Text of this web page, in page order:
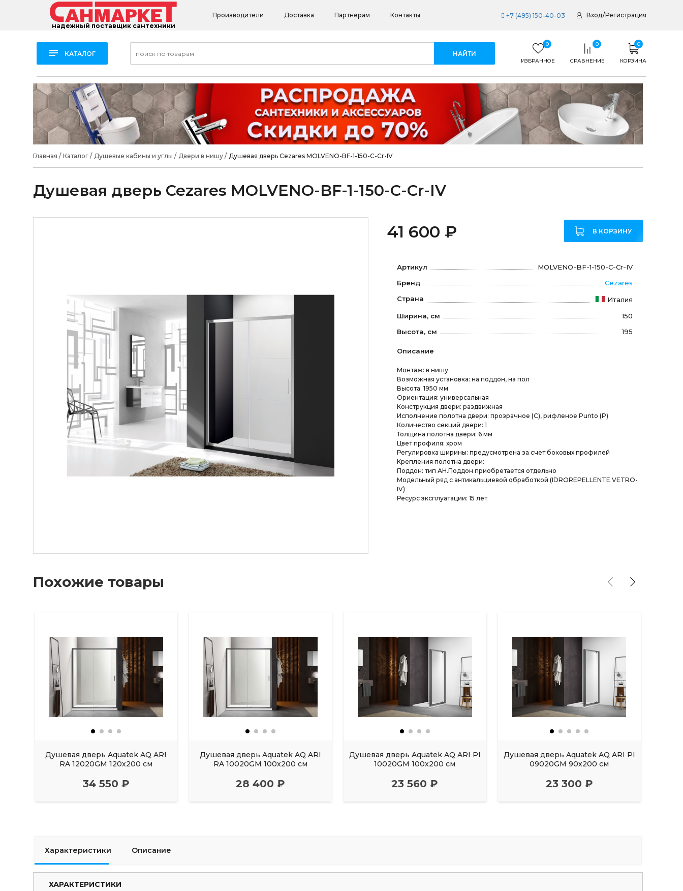
надежный поставщик сантехники
Производители Доставка Партнерам Контакты +7 (495) 150-40-03 Вход/Регистрация
КАТАЛОГ
0
ИЗБРАННОЕ
0
СРАВНЕНИЕ
0
КОРЗИНА
Главная / Каталог/ Душевые кабины и углы / Двери в нишу/ Душевая дверь Cezares MOLVENO-BF-1-150-C-Cr-IV
Душевая дверь Cezares MOLVENO-BF-1-150-C-Cr-IV
41 600 ₽ В КОРЗИНУ
Артикул
MOLVENO-BF-1-150-C-Cr-IV
Бренд
Cezares
Страна
Италия
Ширина, см
150
Высота, см
195
Описание
Монтаж: в нишу
Возможная установка: на поддон, на пол
Высота: 1950 мм
Ориентация: универсальная
Конструкция двери: раздвижная
Исполнение полотна двери: прозрачное (C), рифленое Punto (P)
Количество секций двери: 1
Толщина полотна двери: 6 мм
Цвет профиля: хром
Регулировка ширины: предусмотрена за счет боковых профилей
Крепления полотна двери:
Поддон: тип АН.Поддон приобретается отдельно
Модельный ряд с антикальциевой обработкой (IDROREPELLENTE VETRO-
IV)
Ресурс эксплуатации: 15 лет
Похожие товары
Душевая дверь Aquatek AQ ARI
RA 12020GM 120х200 см
34 550 ₽
Душевая дверь Aquatek AQ ARI
RA 10020GM 100х200 см
28 400 ₽
Душевая дверь Aquatek AQ ARI PI
10020GM 100х200 см
23 560 ₽
Душевая дверь Aquatek AQ ARI PI
09020GM 90х200 см
23 300 ₽
Характеристики Описание
ХАРАКТЕРИСТИКИ